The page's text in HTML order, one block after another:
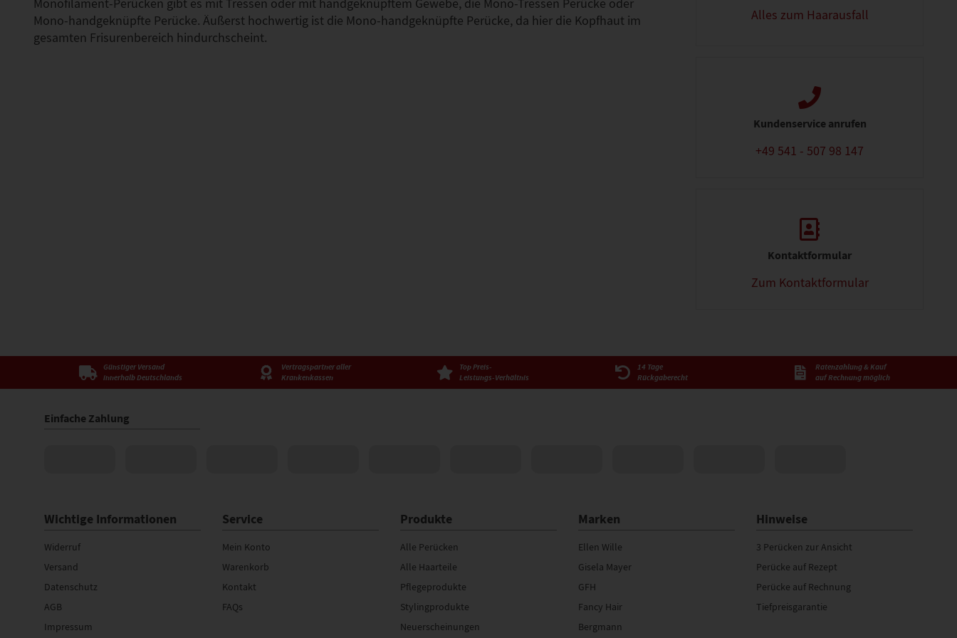
Monofilament-Perücken gibt es mit Tressen oder mit handgeknüpftem Gewebe, die Mono-Tressen Perücke oder
Mono-handgeknüpfte Perücke. Äußerst hochwertig ist die Mono-handgeknüpfte Perücke, da hier die Kopfhaut im
gesamten Frisurenbereich hindurchscheint.
Alles zum Haarausfall
Kundenservice anrufen
+49 541 - 507 98 147
Kontaktformular
Zum Kontaktformular
Günstiger Versand
innerhalb Deutschlands
Vertragspartner aller
Krankenkassen
Top Preis-
Leistungs-Verhältnis
14 Tage
Rückgaberecht
Ratenzahlung & Kauf
auf Rechnung möglich
Einfache Zahlung
Wichtige Informationen
Widerruf
Versand
Datenschutz
AGB
Impressum
Service
Mein Konto
Warenkorb
Kontakt
FAQs
Produkte
Alle Perücken
Alle Haarteile
Pflegeprodukte
Stylingprodukte
Neuerscheinungen
Marken
Ellen Wille
Gisela Mayer
GFH
Fancy Hair
Bergmann
Hinweise
3 Perücken zur Ansicht
Perücke auf Rezept
Perücke auf Rechnung
Tiefpreisgarantie